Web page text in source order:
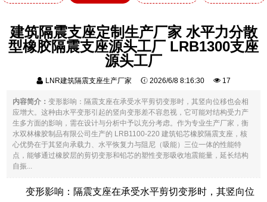
建筑隔震支座定制生产厂家 水平力分散
型橡胶隔震支座源头工厂 LRB1300支座
源头工厂
LNR建筑隔震支座生产厂家 2026/6/8 8:16:30 17
内容简介：变形影响：隔震支座在承受水平剪切变形时，其竖向位移也会相
应增大。这种由水平变形引起的竖向变形差不容忽视，它可能对结构受力产
生多方面的影响，需在设计与分析中予以充分考虑。作为专业生产厂家，衡
水双林橡胶制品有限公司生产的 LRB1100-220 建筑铅芯橡胶隔震支座，核
心优势在于其竖向承载力、水平恢复力与阻尼（吸能）三位一体的性能特
点，能够通过橡胶层的剪切变形和铅芯的塑性变形吸收地震能量，延长结构
自振...
变形影响：隔震支座在承受水平剪切变形时，其竖向位